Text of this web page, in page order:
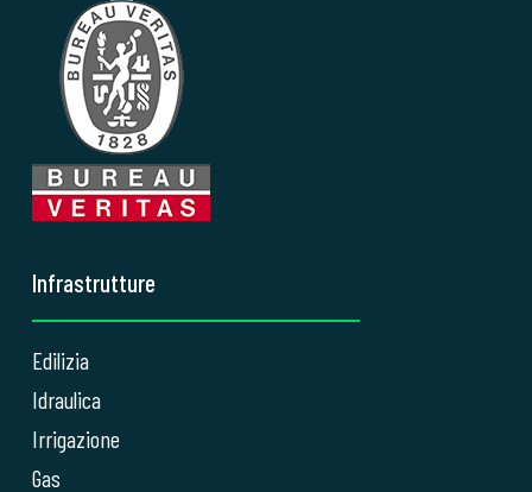
Infrastrutture
Edilizia
Idraulica
Irrigazione
Gas